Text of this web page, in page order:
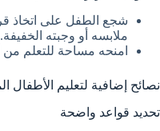
شجع الطفل على اتخاذ
ملابسه أو وجبته الخفيفة.
امنحه مساحة للتعلم من
نصائح إضافية لتعليم الأطفال
تحديد قواعد واضحة